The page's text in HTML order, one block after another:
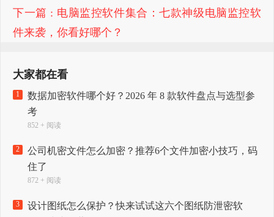
下一篇 : 电脑监控软件集合：七款神级电脑监控软
件来袭，你看好哪个？
大家都在看
1
数据加密软件哪个好？2026 年 8 款软件盘点与选型参
考
852 + 阅读
2
公司机密文件怎么加密？推荐6个文件加密小技巧，码
住了
872 + 阅读
3
设计图纸怎么保护？快来试试这六个图纸防泄密软